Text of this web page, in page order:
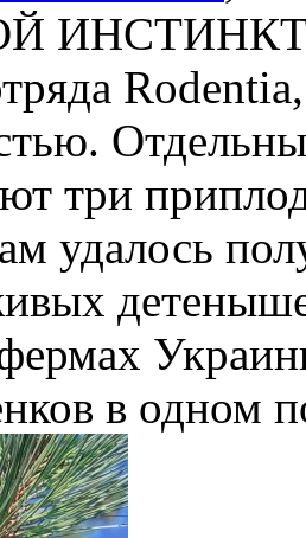
ИНСТИНКТ
три
удалось
в одном